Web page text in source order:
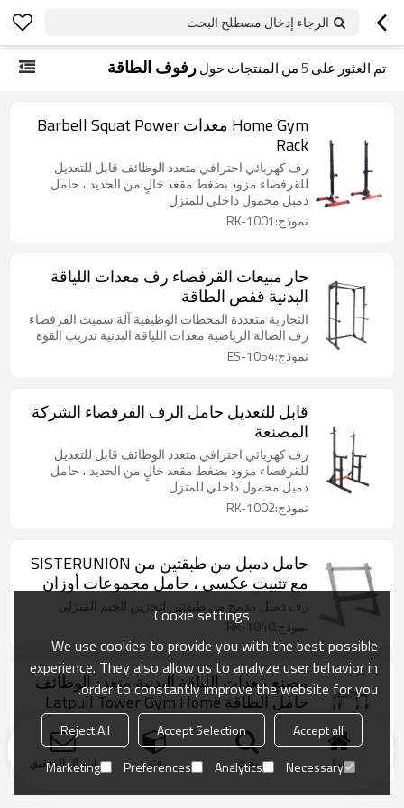
الرجاء إدخال مصطلح البحث
تم العثور على 5من المنتجات حولرفوف الطاقة
Home Gym معدات Barbell Squat Power
Rack
رف كهربائي احترافي متعدد الوظائف قابل للتعديل
للقرفصاء مزود بضغط مقعد خالٍ من الحديد ، حامل
دمبل محمول داخلي للمنزل
نموذج:RK-1001
حار مبيعات القرفصاء رف معدات اللياقة
البدنية قفص الطاقة
التجارية متعددة المحطات الوظيفية آلة سميث القرفصاء
رف الصالة الرياضية معدات اللياقة البدنية تدريب القوة
نموذج:ES-1054
قابل للتعديل حامل الرف القرفصاء الشركة
المصنعة
رف كهربائي احترافي متعدد الوظائف قابل للتعديل
للقرفصاء مزود بضغط مقعد خالٍ من الحديد ، حامل
دمبل محمول داخلي للمنزل
نموذج:RK-1002
حامل دمبل من طبقتين من SISTERUNION
مع تثبيت عكسي ، حامل مجموعات أوزان
لألواح الأوزان ، حامل دمبل قابل للتعديل
للجيم المنزلي (رف فقط)
رف دمبل مدمج من طبقتين لتخزين الجيم المنزلي
نموذج:RK-1040
مصنع معدات اللياقة البدنية متعدد الوظائف
حامل الطاقة Latpull Tower Gym Home
Gym-power برج محطة غطس سحب
شريط للنادي الرياضي المنزلي
التجارية متعددة المحطات الوظيفية آلة سميث القرفصاء
رف الصالة الرياضية معدات اللياقة البدنية تدريب القوة
نموذج:ES-1055
منزل بحث فئة ارسال التحقيق
Cookie settings
We use cookies to provide you with the best possible
experience. They also allow us to analyze user behavior in
order to constantly improve the website for you.
Accept all
Accept Selection
Reject All
Necessary
Analytics
Preferences
Marketing